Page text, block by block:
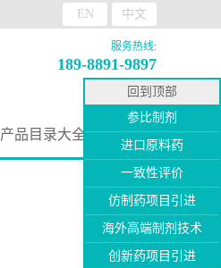
EN 中文
服务热线:
189-8891-9897
产品目录大全
回到顶部
参比制剂
进口原料药
一致性评价
仿制药项目引进
海外高端制剂技术
创新药项目引进